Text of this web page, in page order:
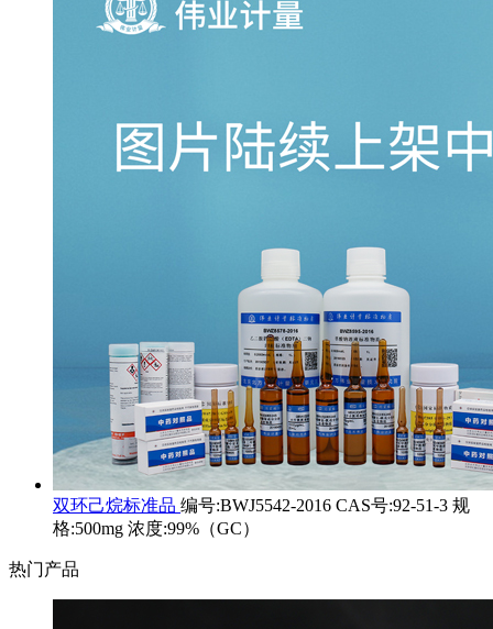
双环己烷标准品 编号:BWJ5542-2016 CAS号:92-51-3 规
格:500mg 浓度:99%（GC）
热门产品